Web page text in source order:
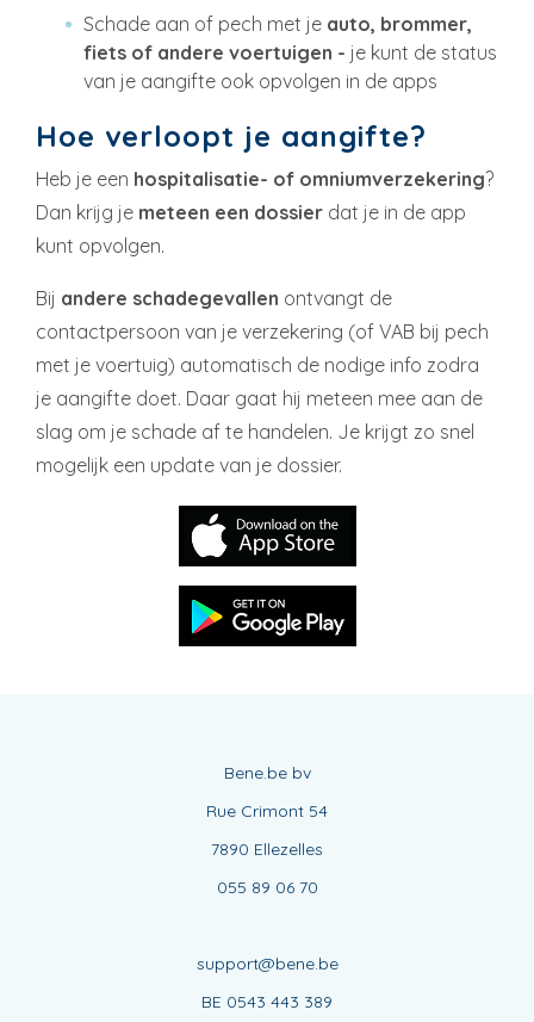
Schade aan of pech met je auto, brommer,
fiets of andere voertuigen - je kunt de status
van je aangifte ook opvolgen in de apps
Hoe verloopt je aangifte?
Heb je een hospitalisatie- of omniumverzekering?
Dan krijg je meteen een dossier dat je in de app
kunt opvolgen.
Bij andere schadegevallen ontvangt de
contactpersoon van je verzekering (of VAB bij pech
met je voertuig) automatisch de nodige info zodra
je aangifte doet. Daar gaat hij meteen mee aan de
slag om je schade af te handelen. Je krijgt zo snel
mogelijk een update van je dossier.
Bene.be bv
Rue Crimont 54
7890 Ellezelles
055 89 06 70
support@bene.be
BE 0543 443 389